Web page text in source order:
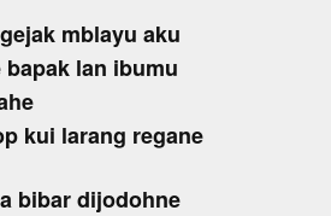
mblayu aku
bapak lan ibumu
kui larang regane
bibar dijodohne